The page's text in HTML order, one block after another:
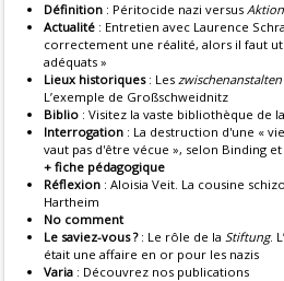
Définition : Péritocide nazi versus
Actualité : Entretien avec Laurence
correctement une réalité, alors il faut
adéquats »
Lieux historiques: Les zwischenanstalten
L’exemple de Großschweidnitz
Biblio : Visitez la vaste bibliothèque de
Interrogation : La destruction d'une «
vaut pas d'être vécue », selon Binding
+ fiche pédagogique
Réflexion : Aloisia Veit. La cousine
Hartheim
No comment
Le saviez-vous ? : Le rôle de la Stiftung.
était une affaire en or pour les nazis
Varia : Découvrez nos publications